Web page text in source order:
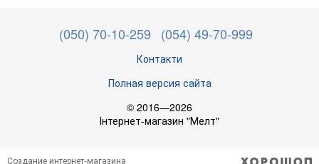
(050) 70-10-259 (054) 49-70-999
Контакти
Полная версия сайта
© 2016—2026
Інтернет-магазин "Мелт"
Создание интернет-магазина